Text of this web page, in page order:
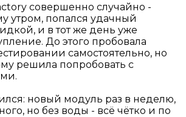
совершенно случайно -
утром, попался удачный
и в тот же день уже
До этого пробовала
самостоятельно, но
решила попробовать с
новый модуль раз в неделю,
но без воды - всё чётко и по